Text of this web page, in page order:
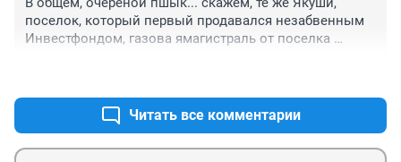
поселок, который первый продавался незабвенным
Инвестфондом, газова ямагистраль от поселка
газа до участков...
Впрочем, ожидаемо...
Читать все комментарии